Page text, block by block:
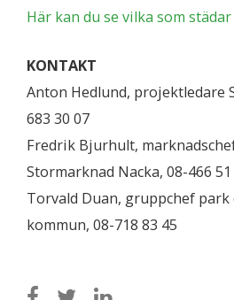
Här kan du se vilka som
KONTAKT
Anton Hedlund, projektledare
683 30 07
Fredrik Bjurhult,
Stormarknad Nacka, 08-466 51
Torvald Duan, gruppchef park
kommun, 08-718 83 45